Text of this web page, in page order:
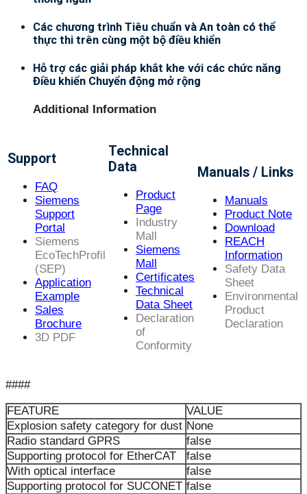
Các chương trình Tiêu chuẩn và An toàn có thể
thực thi trên cùng một bộ điều khiển
Hỗ trợ các giải pháp khắt khe với các chức năng
Điều khiển Chuyển động mở rộng
Additional Information
Support
FAQ
Siemens
Support
Portal
Siemens
EcoTechProfil
(SEP)
Application
Example
Sales
Brochure
3D PDF
Technical
Data
Product
Page
Industry
Mall
Siemens
Mall
Certificates
Technical
Data Sheet
Declaration
of
Conformity
Manuals / Links
Manuals
Product Note
Download
REACH
Information
Safety Data
Sheet
Environmental
Product
Declaration
####
FEATURE
VALUE
Explosion safety category for dust None
Radio standard GPRS
false
Supporting protocol for EtherCAT
false
With optical interface
false
Supporting protocol for SUCONET false